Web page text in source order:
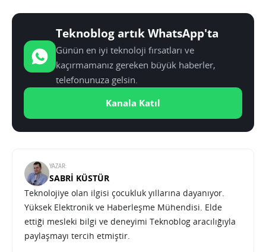
Teknoblog artık WhatsApp'ta
Günün en iyi teknoloji fırsatları ve
kaçırmamanız gereken büyük haberler,
telefonunuza gelsin.
Kanala Katıl
YAZAR:
SABRI KÜSTÜR
Teknolojiye olan ilgisi çocukluk yıllarına dayanıyor.
Yüksek Elektronik ve Haberleşme Mühendisi. Elde
ettiği mesleki bilgi ve deneyimi Teknoblog aracılığıyla
paylaşmayı tercih etmiştir.